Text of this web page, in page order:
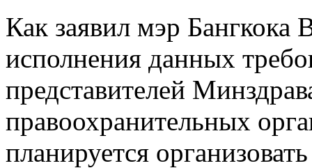
Как заявил мэр Бангкока
исполнения данных
представителей
правоохранительных
планируется